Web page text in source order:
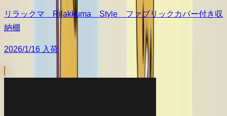
リラックマ Rilakkuma Style ファブリックカバー付き収
納棚
2026/1/16 入荷